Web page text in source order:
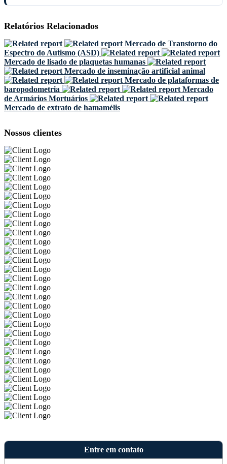
Relatórios Relacionados
Mercado de Transtorno do
Espectro do Autismo (ASD)
Mercado de lisado de plaquetas humanas
Mercado de inseminação artificial animal
Mercado de plataformas de
baropodometria
Mercado
de Armários Mortuários
Mercado de extrato de hamamélis
Nossos clientes
Entre em contato